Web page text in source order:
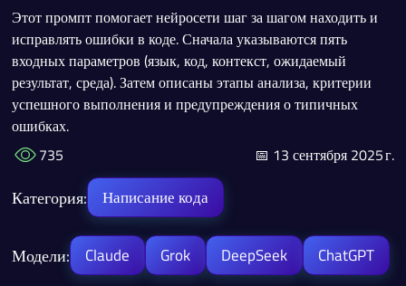
Этот промпт помогает нейросети шаг за шагом находить и
исправлять ошибки в коде. Сначала указываются пять
входных параметров (язык, код, контекст, ожидаемый
результат, среда). Затем описаны этапы анализа, критерии
успешного выполнения и предупреждения о типичных
ошибках.
735
📅 13 сентября 2025 г.
Категория: Написание кода
Модели: Claude Grok DeepSeek ChatGPT